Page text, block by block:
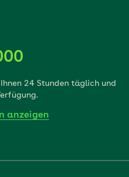
24 Stunden täglich und
anzeigen